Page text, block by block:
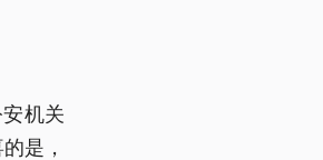
机关
是，